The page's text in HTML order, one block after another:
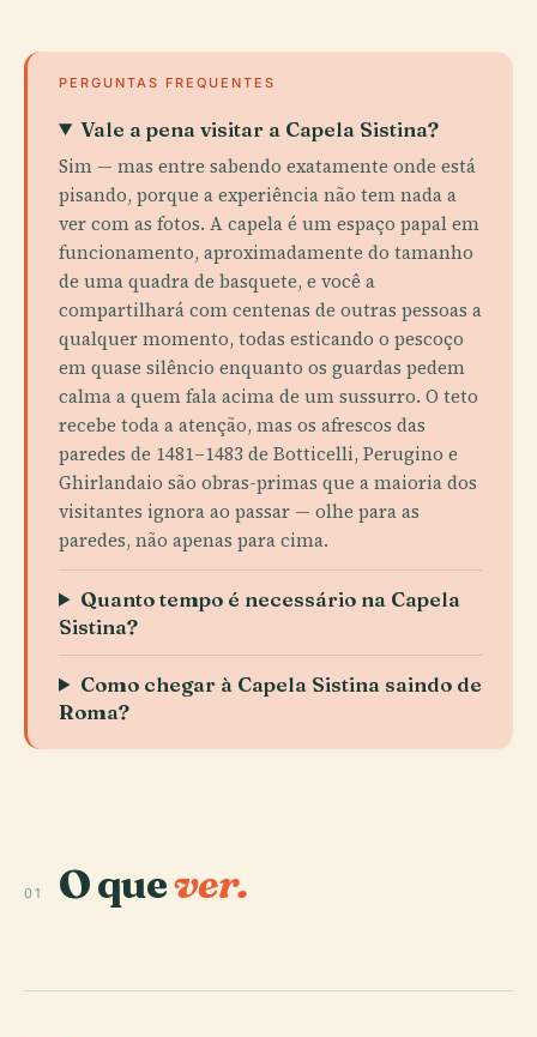
PERGUNTAS FREQUENTES
Vale a pena visitar a Capela Sistina?
Sim — mas entre sabendo exatamente onde está
pisando, porque a experiência não tem nada a
ver com as fotos. A capela é um espaço papal em
funcionamento, aproximadamente do tamanho
de uma quadra de basquete, e você a
compartilhará com centenas de outras pessoas a
qualquer momento, todas esticando o pescoço
em quase silêncio enquanto os guardas pedem
calma a quem fala acima de um sussurro. O teto
recebe toda a atenção, mas os afrescos das
paredes de 1481–1483 de Botticelli, Perugino e
Ghirlandaio são obras-primas que a maioria dos
visitantes ignora ao passar — olhe para as
paredes, não apenas para cima.
Quanto tempo é necessário na Capela
Sistina?
Como chegar à Capela Sistina saindo de
Roma?
01 O quever.